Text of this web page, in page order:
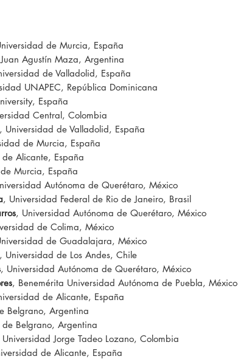
de Murcia, España
Agustín Maza, Argentina
de Valladolid, España
UNAPEC, República Dominicana
España
Central, Colombia
, Universidad de Valladolid, España
de Murcia, España
Alicante, España
Murcia, España
Autónoma de Querétaro, México
, Universidad Federal de Rio de Janeiro, Brasil
, Universidad Autónoma de Querétaro, México
de Colima, México
de Guadalajara, México
, Universidad de Los Andes, Chile
, Universidad Autónoma de Querétaro, México
, Benemérita Universidad Autónoma de Puebla, México
de Alicante, España
Belgrano, Argentina
Belgrano, Argentina
Universidad Jorge Tadeo Lozano, Colombia
de Alicante, España